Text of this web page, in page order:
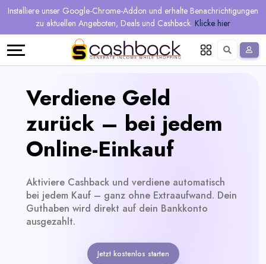
Installiere unser Google-Chrome-Addon und erhalte Benachrichtigungen
zu aktuellen Angeboten, Deals und Cashback. Klicke hier
Regional
Shops
Online-
Shops
Gutscheine
&
Angebote
Tagesdeals
Alle
Mehr
verdienen
verdienen
Empfehlen
und
verdienen
Sprache
Verdiene Geld
zurück – bei jedem
Online-Einkauf
Aktiviere Cashback und verdiene automatisch
bei jedem Kauf – ganz ohne Extraaufwand. Dein
Guthaben wird direkt auf dein Bankkonto
ausgezahlt.
Jetzt kostenlos starten